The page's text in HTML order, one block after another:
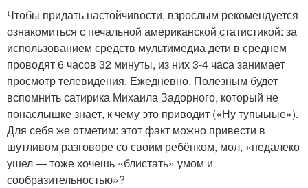
Чтобы придать настойчивости, взрослым рекомендуется
ознакомиться с печальной американской статистикой: за
использованием средств мультимедиа дети в среднем
проводят 6 часов 32 минуты, из них 3-4 часа занимает
просмотр телевидения. Ежедневно. Полезным будет
вспомнить сатирика Михаила Задорного, который не
понаслышке знает, к чему это приводит («Ну тупыыые»).
Для себя же отметим: этот факт можно привести в
шутливом разговоре со своим ребёнком, мол, «недалеко
ушел — тоже хочешь «блистать» умом и
сообразительностью»?